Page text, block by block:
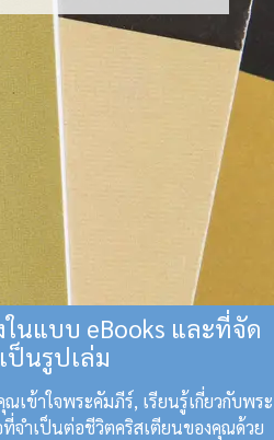
นแบบ eBooks และที่จัด
นรูปเล่ม
เข้าใจพระคัมภีร์, เรียนรู้เกี่ยวกับพระ
จำเป็นต่อชีวิตคริสเตียนของคุณด้วย